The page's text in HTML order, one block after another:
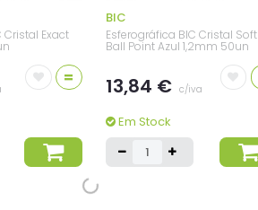
Cristal Exact
=
BIC
Esferográfica BIC Cristal Soft
Ball Point Azul 1,2mm 50un
13,84 € c/iva
Em Stock